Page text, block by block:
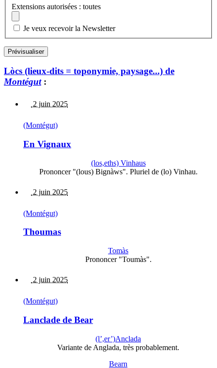
Extensions autorisées : toutes
Je veux recevoir la Newsletter
Lòcs (lieux-dits = toponymie, paysage...) de
Montégut:
2 juin 2025
(Montégut)
En Vignaux
(los,eths) Vinhaus
Prononcer "(lous) Bignàws". Pluriel de (lo) Vinhau.
2 juin 2025
(Montégut)
Thoumas
Tomàs
Prononcer "Toumàs".
2 juin 2025
(Montégut)
Lanclade de Bear
(l’,er’)Anclada
Variante de Anglada, très probablement.
Bearn